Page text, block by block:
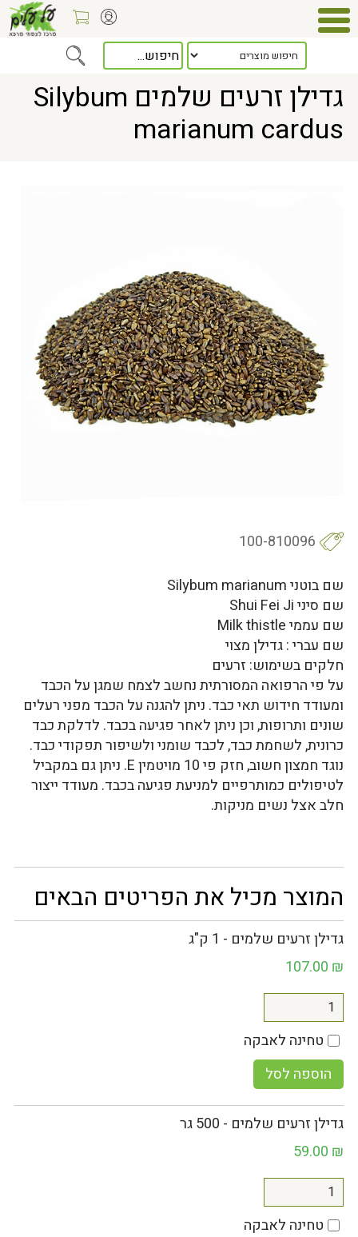
> גדילן זרעים שלמים Silybum marianum cardus
גדילן זרעים שלמים Silybum
marianum cardus
100-810096
שם בוטני Silybum marianum
שם סיני Shui Fei Ji
שם עממי Milk thistle
שם עברי : גדילן מצוי
חלקים בשימוש: זרעים
על פי הרפואה המסורתית נחשב לצמח שמגן על הכבד
ומעודד חידוש תאי כבד. ניתן להגנה על הכבד מפני רעלים
שונים ותרופות, וכן ניתן לאחר פגיעה בכבד. לדלקת כבד
כרונית, לשחמת כבד, לכבד שומני ולשיפור תפקודי כבד.
נוגד חמצון חשוב, חזק פי 10 מויטמין E. ניתן גם במקביל
לטיפולים כמותרפיים למניעת פגיעה בכבד. מעודד ייצור
חלב אצל נשים מניקות.
המוצר מכיל את הפריטים הבאים
גדילן זרעים שלמים - 1 ק"ג
107.00 ₪
טחינה לאבקה
הוספה לסל
גדילן זרעים שלמים - 500 גר
59.00 ₪
טחינה לאבקה